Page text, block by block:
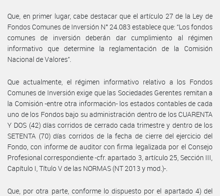
Que, en primer lugar, cabe destacar que el artículo 27 de la Ley de
Fondos Comunes de Inversión N° 24.083 establece que: “Los fondos
comunes de inversión deberán dar cumplimiento al régimen
informativo que determine la reglamentación de la Comisión
Nacional de Valores”.
Que actualmente, el régimen informativo relativo a los Fondos
Comunes de Inversión exige que las Sociedades Gerentes remitan a
la Comisión -entre otra información- los estados contables de cada
uno de los Fondos bajo su administración dentro de los CUARENTA
Y DOS (42) días corridos de cerrado cada trimestre y dentro de los
SETENTA (70) días corridos de la fecha de cierre del ejercicio del
Fondo, con informe de auditor con firma legalizada por el Consejo
Profesional correspondiente -cfr. apartado 3, artículo 25, Sección III,
Capítulo I, Título V de las NORMAS (NT 2013 y mod.)-.
Que, por otra parte, conforme lo dispuesto por el apartado 4) del